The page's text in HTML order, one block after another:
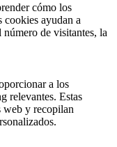
cómo los
cookies ayudan a
de visitantes, la
a los
relevantes. Estas
web y recopilan